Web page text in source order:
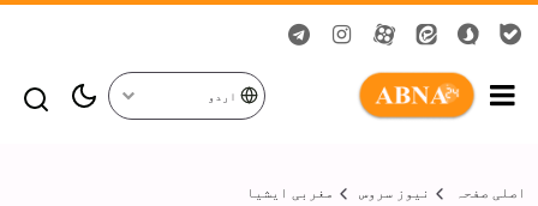
اردو
اصلی صفحہ نیوز سروس مغربی ایشیا